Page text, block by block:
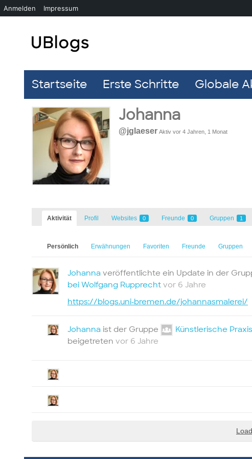
Startseite Erste Schritte Globale
Johanna
@jglaeser Aktiv vor 4 Jahren, 1 Monat
Aktivität Profil Websites 0 Freunde 0 Gruppen 1
Persönlich Erwähnungen Favoriten Freunde Gruppen
Johanna veröffentlichte ein Update in der
bei Wolfgang Rupprecht vor 6 Jahre
https://blogs.uni-bremen.de/johannasmalerei/
Johanna ist der Gruppe
Künstlerische
beigetreten vor 6 Jahre
Anmelden Impressum